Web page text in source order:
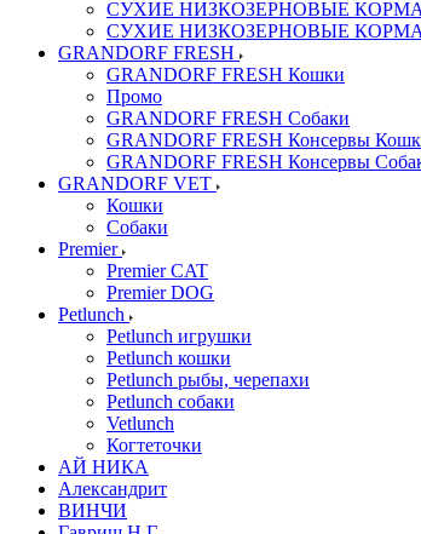
СУХИЕ НИЗКОЗЕРНОВЫЕ КОРМА
СУХИЕ НИЗКОЗЕРНОВЫЕ КОРМА
GRANDORF FRESH
GRANDORF FRESH Кошки
Промо
GRANDORF FRESH Собаки
GRANDORF FRESH Консервы
GRANDORF FRESH Консервы
GRANDORF VET
Кошки
Собаки
Premier
Premier CAT
Premier DOG
Petlunch
Petlunch игрушки
Petlunch кошки
Petlunch рыбы, черепахи
Petlunch собаки
Vetlunch
Когтеточки
АЙ НИКА
Александрит
ВИНЧИ